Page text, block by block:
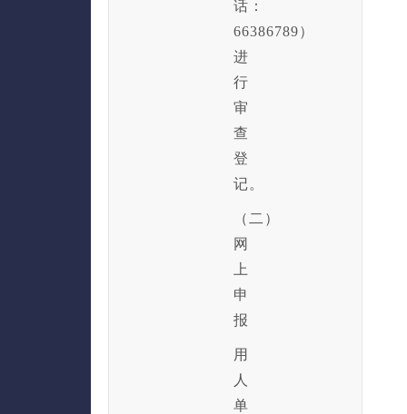
话：
66386789）
进
行
审
查
登
记。
（二）
网
上
申
报
用
人
单